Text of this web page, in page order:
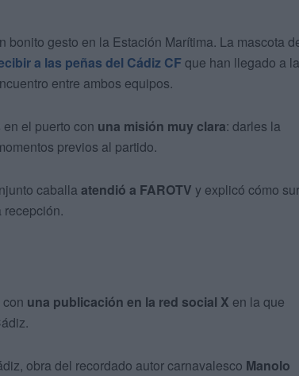
gesto en la Estación Marítima. La mascota
a las peñas del Cádiz CF que han llegado a la
entre ambos equipos.
en el puerto con una misión muy clara: darles la
previos al partido.
caballa atendió a FAROTV y explicó cómo
recepción.
una publicación en la red social X en la que
obra del recordado autor carnavalesco Manolo